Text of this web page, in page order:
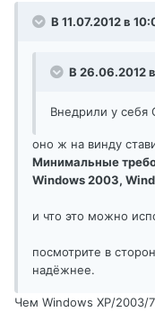
В 11.07.2012 в
В 26.06.2012
Внедрили у себя
оно ж на винду
Минимальные
Windows 2003,
и что это можно
посмотрите в
надёжнее.
Чем Windows XP/2003/